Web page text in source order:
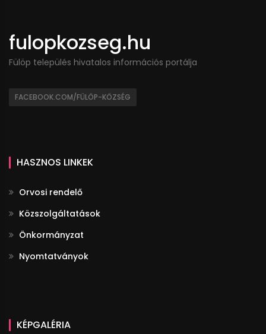
fulopkozseg.hu
Fülöp település hivatalos információs portálja
FACEBOOK.COM/FÜLÖP-KÖZSÉG
HASZNOS LINKEK
Orvosi rendelő
Közszolgáltatások
Önkormányzat
Nyomtatványok
KÉPGALÉRIA